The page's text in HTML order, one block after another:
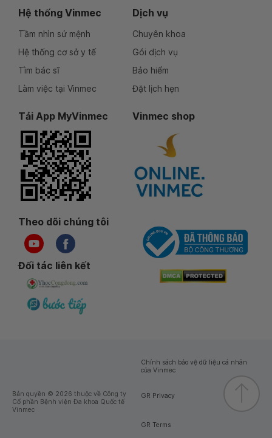
Hệ thống Vinmec
Tầm nhìn sứ mệnh
Hệ thống cơ sở y tế
Tìm bác sĩ
Làm việc tại Vinmec
Dịch vụ
Chuyên khoa
Gói dịch vụ
Bảo hiểm
Đặt lịch hẹn
Tải App MyVinmec Vinmec shop
Theo dõi chúng tôi
Đối tác liên kết
Bản quyền © 2026 thuộc về Công ty
Cổ phần Bệnh viện Đa khoa Quốc tế
Vinmec
Chính sách bảo vệ dữ liệu cá nhân
của Vinmec
GR Privacy
GR Terms